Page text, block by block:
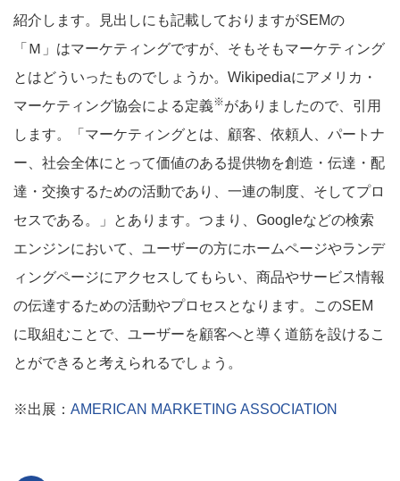
紹介します。見出しにも記載しておりますがSEMの
「Ｍ」はマーケティングですが、そもそもマーケティング
とはどういったものでしょうか。Wikipediaにアメリカ・
マーケティング協会による定義※がありましたので、引用
します。「マーケティングとは、顧客、依頼人、パートナ
ー、社会全体にとって価値のある提供物を創造・伝達・配
達・交換するための活動であり、一連の制度、そしてプロ
セスである。」とあります。つまり、Googleなどの検索
エンジンにおいて、ユーザーの方にホームページやランデ
ィングページにアクセスしてもらい、商品やサービス情報
の伝達するための活動やプロセスとなります。このSEM
に取組むことで、ユーザーを顧客へと導く道筋を設けるこ
とができると考えられるでしょう。
※出展： AMERICAN MARKETING ASSOCIATION